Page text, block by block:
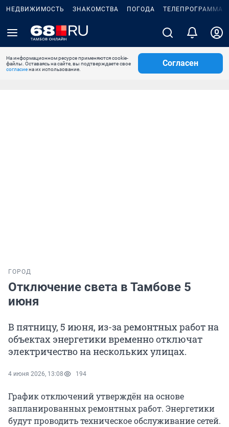
НЕДВИЖИМОСТЬ ЗНАКОМСТВА ПОГОДА ТЕЛЕПРОГРАММА
На информационном ресурсе применяются cookie-
файлы. Оставаясь на сайте, вы подтверждаете свое
согласиена их использование.
Согласен
ГОРОД
Отключение света в Тамбове 5
июня
В пятницу, 5 июня, из-за ремонтных работ на
объектах энергетики временно отключат
электричество на нескольких улицах.
4 июня 2026, 13:08 194
График отключений утверждён на основе
запланированных ремонтных работ. Энергетики
будут проводить техническое обслуживание сетей.